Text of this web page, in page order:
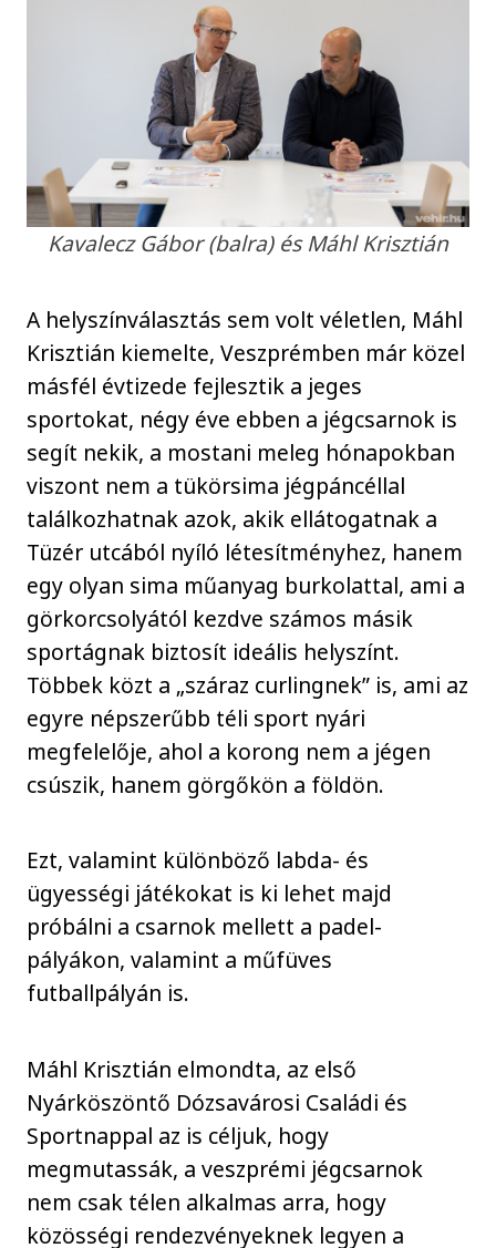
Kavalecz Gábor (balra) és Máhl Krisztián
A helyszínválasztás sem volt véletlen, Máhl
Krisztián kiemelte, Veszprémben már közel
másfél évtizede fejlesztik a jeges
sportokat, négy éve ebben a jégcsarnok is
segít nekik, a mostani meleg hónapokban
viszont nem a tükörsima jégpáncéllal
találkozhatnak azok, akik ellátogatnak a
Tüzér utcából nyíló létesítményhez, hanem
egy olyan sima műanyag burkolattal, ami a
görkorcsolyától kezdve számos másik
sportágnak biztosít ideális helyszínt.
Többek közt a „száraz curlingnek” is, ami az
egyre népszerűbb téli sport nyári
megfelelője, ahol a korong nem a jégen
csúszik, hanem görgőkön a földön.
Ezt, valamint különböző labda- és
ügyességi játékokat is ki lehet majd
próbálni a csarnok mellett a padel-
pályákon, valamint a műfüves
futballpályán is.
Máhl Krisztián elmondta, az első
Nyárköszöntő Dózsavárosi Családi és
Sportnappal az is céljuk, hogy
megmutassák, a veszprémi jégcsarnok
nem csak télen alkalmas arra, hogy
közösségi rendezvényeknek legyen a